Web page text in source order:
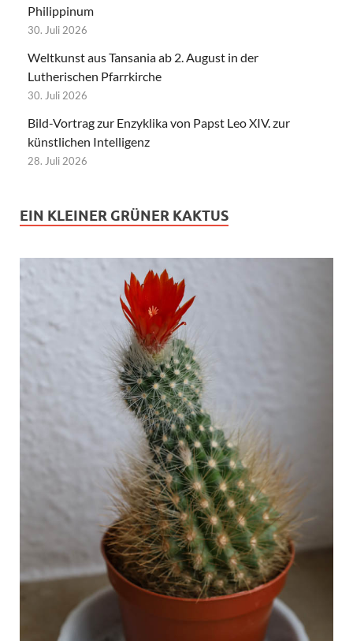
Philippinum
30. Juli 2026
Weltkunst aus Tansania ab 2. August in der
Lutherischen Pfarrkirche
30. Juli 2026
Bild-Vortrag zur Enzyklika von Papst Leo XIV. zur
künstlichen Intelligenz
28. Juli 2026
EIN KLEINER GRÜNER KAKTUS